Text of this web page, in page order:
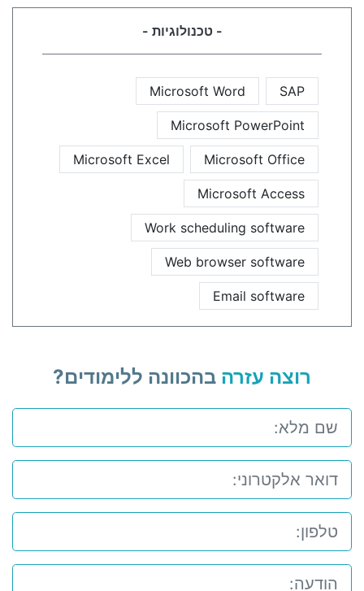
- טכנולוגיות -
SAP
Microsoft Word
Microsoft PowerPoint
Microsoft Office
Microsoft Excel
Microsoft Access
Work scheduling software
Web browser software
Email software
רוצה עזרה בהכוונה ללימודים?